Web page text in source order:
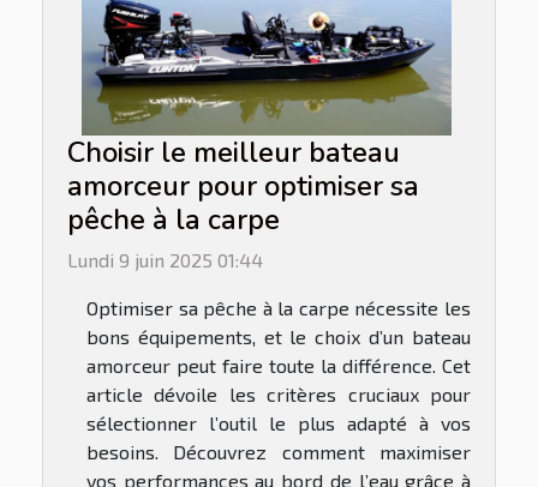
Choisir le meilleur bateau
amorceur pour optimiser sa
pêche à la carpe
Lundi 9 juin 2025 01:44
Optimiser sa pêche à la carpe nécessite les
bons équipements, et le choix d’un bateau
amorceur peut faire toute la différence. Cet
article dévoile les critères cruciaux pour
sélectionner l’outil le plus adapté à vos
besoins. Découvrez comment maximiser
vos performances au bord de l’eau grâce à